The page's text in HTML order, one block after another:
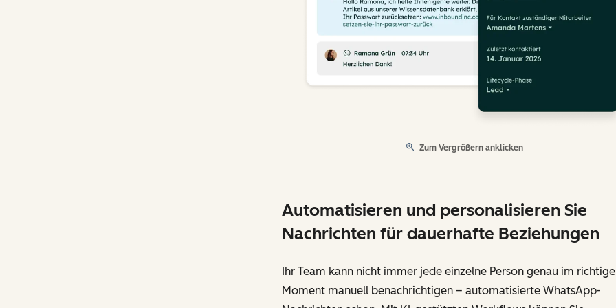
Zum Vergrößern anklicken
Automatisieren und personalisieren Sie
Nachrichten für dauerhafte Beziehungen
Ihr Team kann nicht immer jede einzelne Person genau im
Moment manuell benachrichtigen – automatisierte WhatsApp-